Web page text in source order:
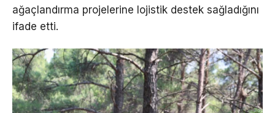
ağaçlandırma projelerine lojistik destek sağladığını
ifade etti.